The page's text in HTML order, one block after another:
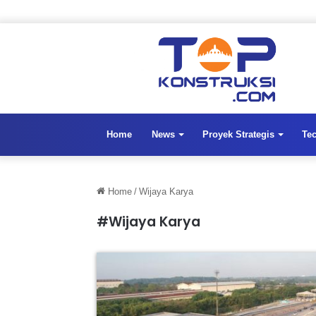
Home News Proyek Strategis
Home / Wijaya Karya
#Wijaya Karya